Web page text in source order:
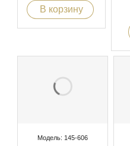
В корзину
Модель: 145-606